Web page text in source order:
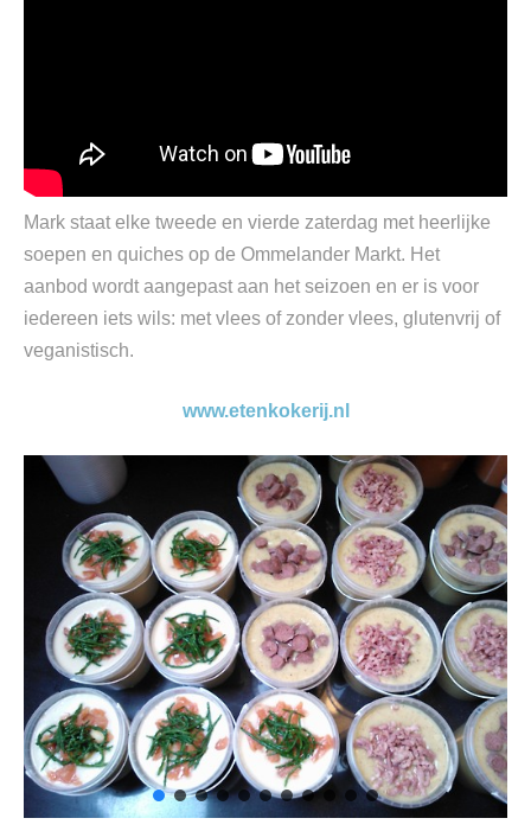
Mark staat elke tweede en vierde zaterdag met heerlijke
soepen en quiches op de Ommelander Markt. Het
aanbod wordt aangepast aan het seizoen en er is voor
iedereen iets wils: met vlees of zonder vlees, glutenvrij of
veganistisch.
www.etenkokerij.nl